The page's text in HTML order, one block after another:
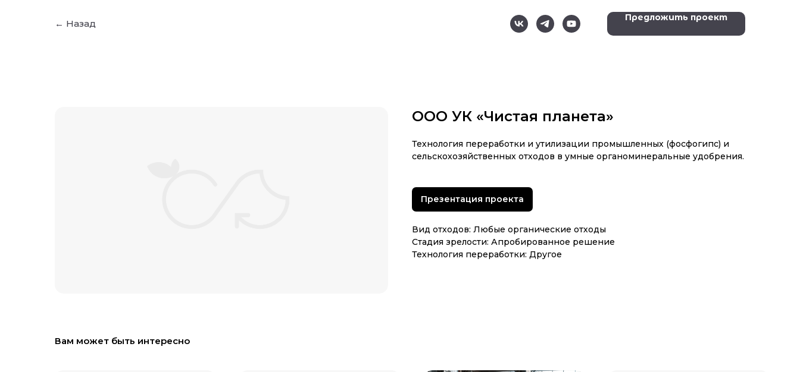
← Назад
Предложить проект
ООО УК «Чистая планета»
Технология переработки и утилизации промышленных (фосфогипс) и
сельскохозяйственных отходов в умные органоминеральные удобрения.
Презентация проекта
Вид отходов: Любые органические отходы
Стадия зрелости: Апробированное решение
Технология переработки: Другое
Вам может быть интересно